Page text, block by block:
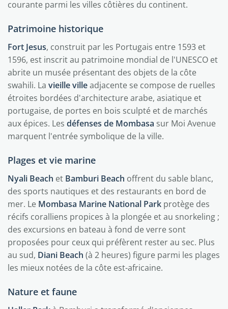
courante parmi les villes côtières du continent.
Patrimoine historique
Fort Jesus, construit par les Portugais entre 1593 et
1596, est inscrit au patrimoine mondial de l'UNESCO et
abrite un musée présentant des objets de la côte
swahili. La vieille villeadjacente se compose de ruelles
étroites bordées d'architecture arabe, asiatique et
portugaise, de portes en bois sculpté et de marchés
aux épices. Les défenses de Mombasa sur Moi Avenue
marquent l'entrée symbolique de la ville.
Plages et vie marine
Nyali Beach et Bamburi Beach offrent du sable blanc,
des sports nautiques et des restaurants en bord de
mer. Le Mombasa Marine National Park protège des
récifs coralliens propices à la plongée et au snorkeling ;
des excursions en bateau à fond de verre sont
proposées pour ceux qui préfèrent rester au sec. Plus
au sud, Diani Beach (à 2 heures) figure parmi les plages
les mieux notées de la côte est-africaine.
Nature et faune